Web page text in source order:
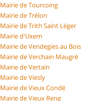
Mairie de Tourcoing
Mairie de Trélon
Mairie de Trith Saint Léger
Mairie d'Uxem
Mairie de Vendegies au Bois
Mairie de Verchain Maugré
Mairie de Vertain
Mairie de Viesly
Mairie de Vieux Condé
Mairie de Vieux Reng